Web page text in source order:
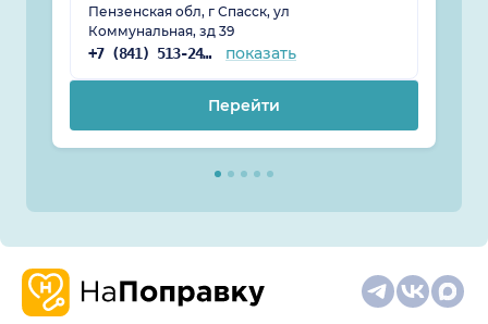
Пензенская обл, г Спасск, ул
Коммунальная, зд 39
+7 (841) 513-24-12 показать
Перейти